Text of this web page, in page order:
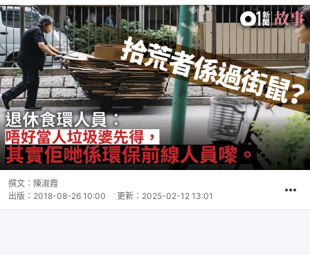
撰文： 陳淑霞
出版： 2018-08-26 10:00 更新： 2025-02-12 13:01